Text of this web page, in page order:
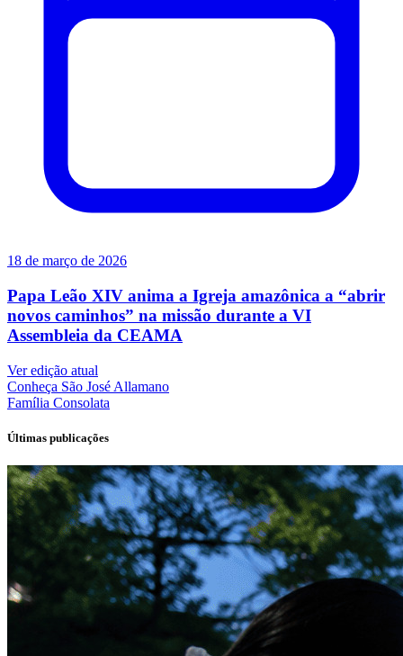
18 de março de 2026
Papa Leão XIV anima a Igreja amazônica a “abrir
novos caminhos” na missão durante a VI
Assembleia da CEAMA
Ver edição atual
Conheça São José Allamano
Família Consolata
Últimas publicações